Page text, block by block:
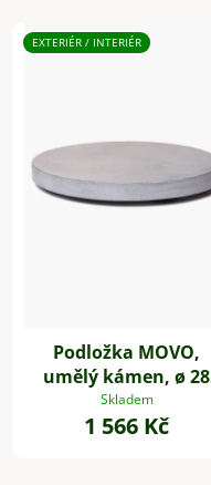
EXTERIÉR / INTERIÉR
Podložka MOVO,
umělý kámen, ø 28
cm, šedá
Skladem
1 566 Kč